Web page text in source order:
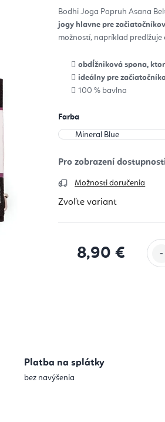
5,0
5
hviezdičiek.
Bodhi Joga Popruh Asana
jogy hlavne pre
možností, napríklad
obdĺžniková spona,
ideálny pre
100 % bavlna
Farba
Možnosti doručenia
Zvoľte variant
8,90 €
Platba na splátky
bez navýšenia